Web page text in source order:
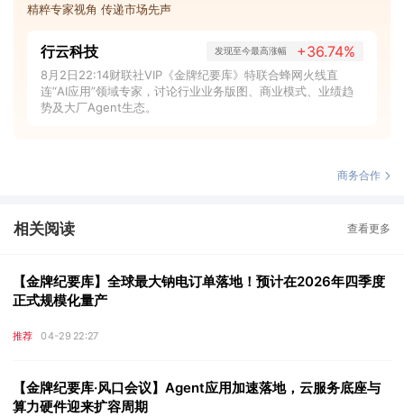
精粹专家视角 传递市场先声
行云科技 发现至今最高涨幅 +36.74%
8月2日22:14财联社VIP《金牌纪要库》特联合蜂网火线直
连“AI应用”领域专家，讨论行业业务版图、商业模式、业绩趋
势及大厂Agent生态。
商务合作
相关阅读 查看更多
【金牌纪要库】全球最大钠电订单落地！预计在2026年四季度
正式规模化量产
推荐 04-29 22:27
【金牌纪要库·风口会议】Agent应用加速落地，云服务底座与
算力硬件迎来扩容周期